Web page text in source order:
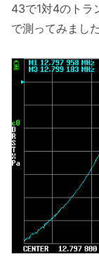
43で1対4のトラ
で測ってみまし